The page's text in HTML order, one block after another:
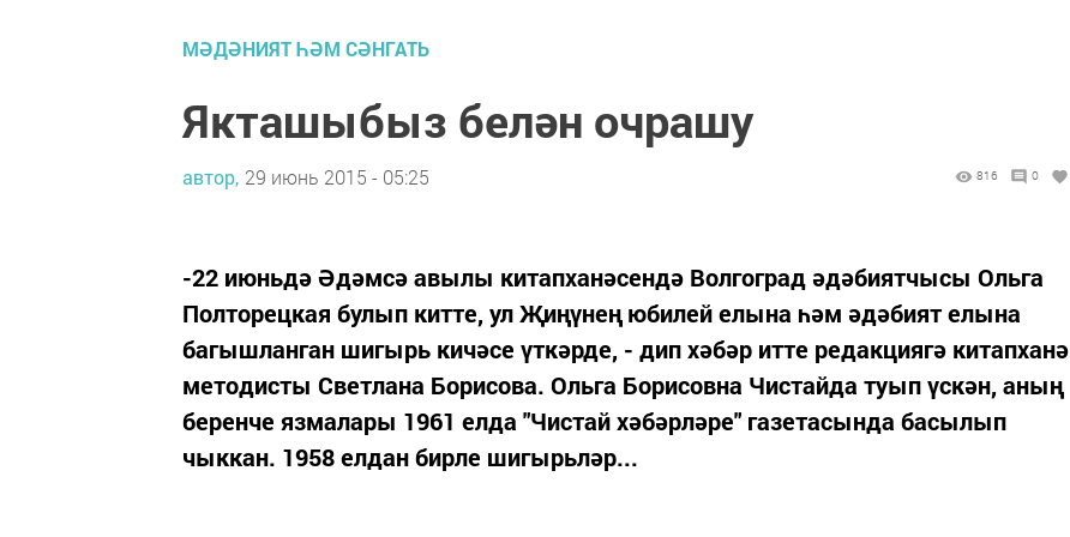
МӘДӘНИЯТ ҺӘМ СӘНГАТЬ
Якташыбыз белән очрашу
автор, 29 июнь 2015 - 05:25 816 0
-22 июньдә Әдәмсә авылы китапханәсендә Волгоград әдәбиятчысы Ольга
Полторецкая булып китте, ул Җиңүнең юбилей елына һәм әдәбият елына
багышланган шигырь кичәсе үткәрде, - дип хәбәр итте редакциягә китапханә
методисты Светлана Борисова. Ольга Борисовна Чистайда туып үскән, аның
беренче язмалары 1961 елда "Чистай хәбәрләре" газетасында басылып
чыккан. 1958 елдан бирле шигырьләр...